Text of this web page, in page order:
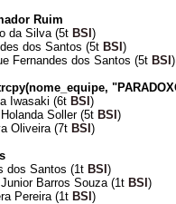
Ruim
da Silva (5t BSI )
dos Santos (5t BSI )
Fernandes dos Santos (5t BSI )
Iwasaki (6t BSI )
Soller (5t BSI )
Oliveira (7t BSI )
dos Santos (1t BSI )
Barros Souza (1t BSI )
Pereira (1t BSI )